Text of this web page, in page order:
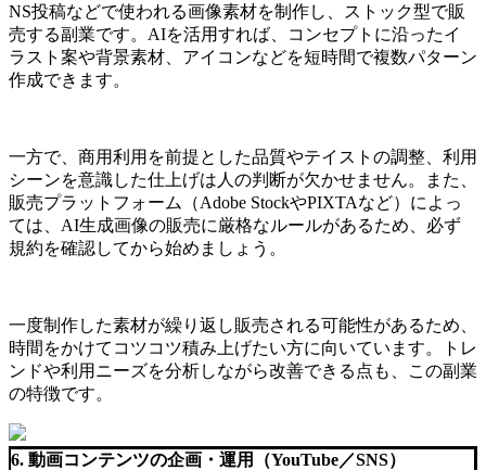
NS投稿などで使われる画像素材を制作し、ストック型で販
売する副業です。AIを活用すれば、コンセプトに沿ったイ
ラスト案や背景素材、アイコンなどを短時間で複数パターン
作成できます。
一方で、商用利用を前提とした品質やテイストの調整、利用
シーンを意識した仕上げは人の判断が欠かせません。また、
販売プラットフォーム（Adobe StockやPIXTAなど）によっ
ては、AI生成画像の販売に厳格なルールがあるため、必ず
規約を確認してから始めましょう。
一度制作した素材が繰り返し販売される可能性があるため、
時間をかけてコツコツ積み上げたい方に向いています。トレ
ンドや利用ニーズを分析しながら改善できる点も、この副業
の特徴です。
6. 動画コンテンツの企画・運用（YouTube／SNS）